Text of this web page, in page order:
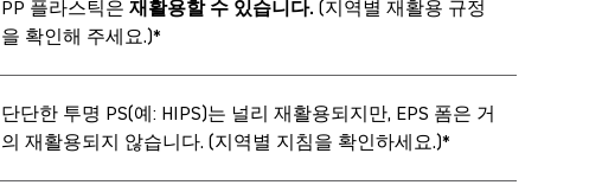
PP 플라스틱은 재활용할 수 있습니다. (지역별 재활용 규정
을 확인해 주세요.)*
단단한 투명 PS(예: HIPS)는 널리 재활용되지만, EPS 폼은 거
의 재활용되지 않습니다. (지역별 지침을 확인하세요.)*